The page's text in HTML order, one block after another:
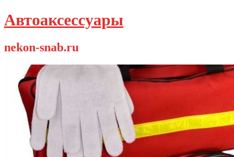
Автоаксессуары
nekon-snab.ru